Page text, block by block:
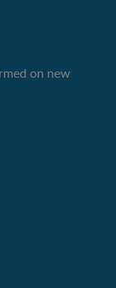
on new
auf Spotify